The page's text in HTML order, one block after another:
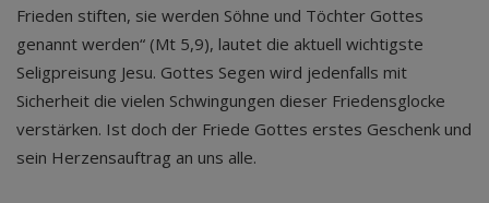
Frieden stiften, sie werden Söhne und Töchter Gottes
genannt werden“ (Mt 5,9), lautet die aktuell wichtigste
Seligpreisung Jesu. Gottes Segen wird jedenfalls mit
Sicherheit die vielen Schwingungen dieser Friedensglocke
verstärken. Ist doch der Friede Gottes erstes Geschenk und
sein Herzensauftrag an uns alle.